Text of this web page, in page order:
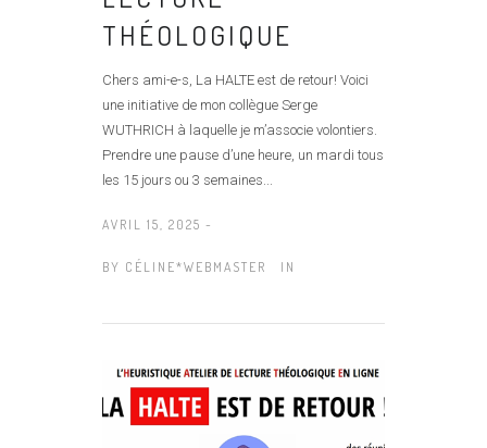
THÉOLOGIQUE
Chers ami-e-s, La HALTE est de retour! Voici
une initiative de mon collègue Serge
WUTHRICH à laquelle je m’associe volontiers.
Prendre une pause d’une heure, un mardi tous
les 15 jours ou 3 semaines...
AVRIL 15, 2025 -
BY CÉLINE*WEBMASTER IN